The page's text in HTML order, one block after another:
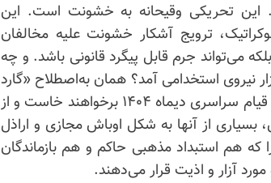
این تحریکی وقیحانه به خشونت است. این
ترویج آشکار خشونت علیه مخالفان
می‌تواند جرم قابل پیگرد قانونی باشد. و چه
سر آن به‌اصطلاح ۵۰ هزار، ۱۰۰ هزار یا ۱۵۰ هزار نیروی استخدامی آمد؟ همان به‌اصطلاح «گارد
جاویدان» ؟ پهلوی به ما گفته بود که آنها در جریان قیام سراسری دیماه ۱۴۰۴ برخواهند خاست و از
از آنها به شکل اوباش مجازی و اراذل
که هم استبداد مذهبی حاکم و هم بازماندگان
آزار و اذیت قرار می‌دهند.